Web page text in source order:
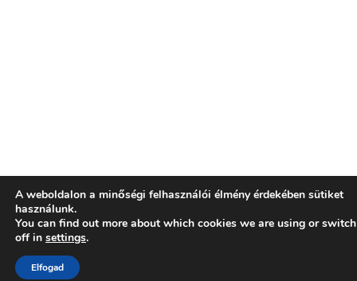
A weboldalon a minőségi felhasználói élmény érdekében sütiket
használunk.
You can find out more about which cookies we are using or
off in settings.
Elfogad